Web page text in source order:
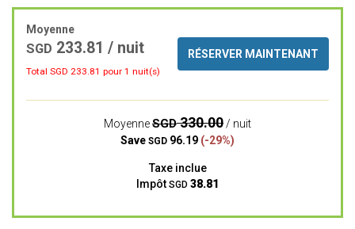
Moyenne
SGD 233.81 / nuit
Total SGD 233.81 pour 1 nuit(s)
RÉSERVER MAINTENANT
MoyenneSGD330.00 / nuit
Save SGD 96.19 (-29%)
Taxe inclue
Impôt SGD 38.81